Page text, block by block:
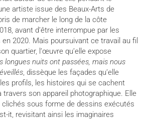
artiste issue des Beaux-Arts de
de marcher le long de la côte
avant d’être interrompue par les
2020. Mais poursuivant ce travail au fil
quartier, l’œuvre qu’elle expose
longues nuits ont passées, mais nous
, dissèque les façades qu’elle
profils, les histoires qui se cachent
son appareil photographique. Elle
sous forme de dessins exécutés
it, revisitant ainsi les imaginaires